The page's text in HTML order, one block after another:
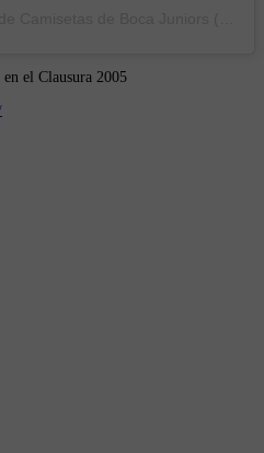
en el Clausura 2005